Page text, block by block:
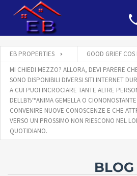
EB PROPERTIES
GOOD GRIEF COS
MI CHIEDI MEZZO? ALLORA, DEVI PARERE
SONO DISPONIBILI DIVERSI SITI INTERNET
A CUI PUOI INCROCIARE TANTE ALTRE
DELLВЂ™ANIMA GEMELLA O
CONVENIRE NUOVE CONOSCENZE E CHE
VERSO UN PROSSIMO NON RIESCONO NEL
QUOTIDIANO.
BLOG